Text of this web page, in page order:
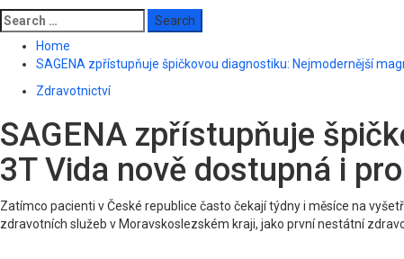
Search
for:
Home
SAGENA zpřístupňuje špičkovou diagnostiku: Nejmodernější
Zdravotnictví
SAGENA zpřístupňuje
3T Vida nově dostupná i
Zatímco pacienti v České republice často čekají týdny i měsíce na
zdravotních služeb v Moravskoslezském kraji, jako první nestátní